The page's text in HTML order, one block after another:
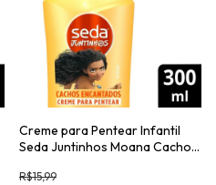
Creme para Pentear Infantil
Seda Juntinhos Moana Cachos
R$15,99